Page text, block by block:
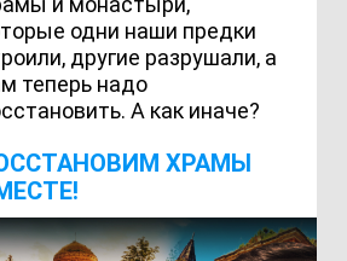
одни наши предки
другие разрушали, а
теперь надо
А как иначе?
ХРАМЫ